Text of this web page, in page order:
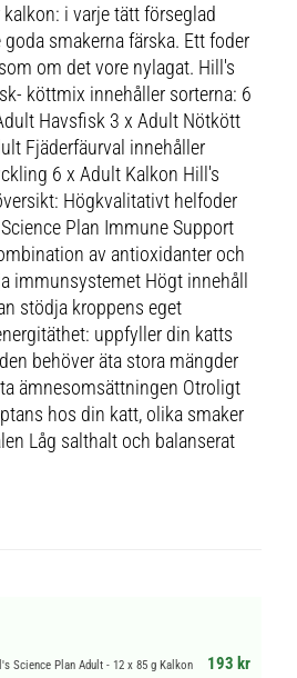
i varje tätt förseglad
smakerna färska. Ett foder
om det vore nylagat. Hill's
köttmix innehåller sorterna: 6
Havsfisk 3 x Adult Nötkött
Fjäderfäurval innehåller
6 x Adult Kalkon Hill's
Högkvalitativt helfoder
Plan Immune Support
av antioxidanter och
immunsystemet Högt innehåll
stödja kroppens eget
uppfyller din katts
behöver äta stora mängder
ämnesomsättningen Otroligt
hos din katt, olika smaker
Låg salthalt och balanserat
Science Plan Adult - 12 x 85 g Kalkon 193 kr